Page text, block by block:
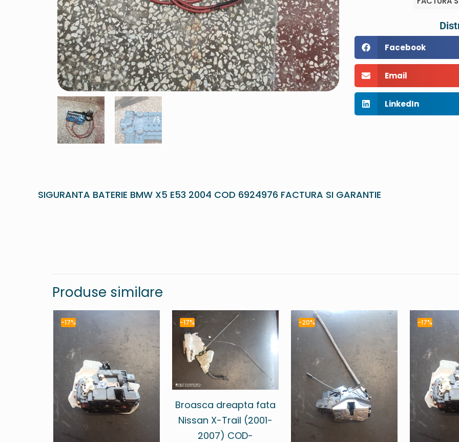
Facebook
Email
LinkedIn
SIGURANTA BATERIE BMW X5 E53 2004 COD 6924976 FACTURA SI GARANTIE
Produse similare
-17% -17%
Broasca dreapta fata
Nissan X-Trail (2001-
2007) COD-
-20% -17%